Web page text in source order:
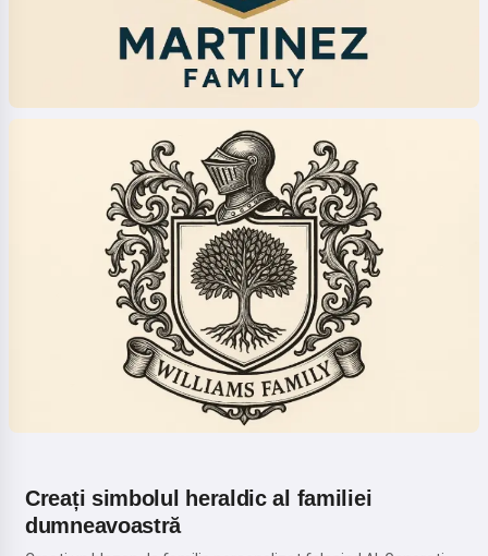
Creați simbolul heraldic al familiei
dumneavoastră